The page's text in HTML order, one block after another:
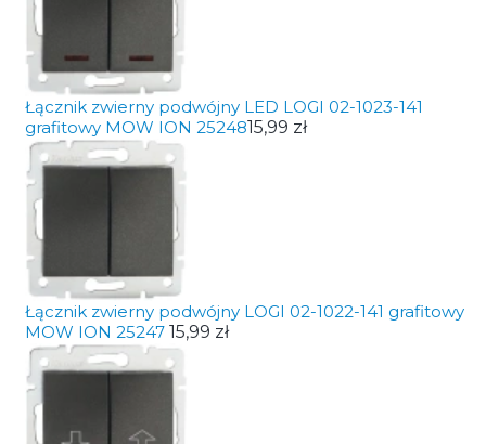
Łącznik zwierny podwójny LED LOGI 02-1023-141
grafitowy MOW ION 2524815,99 zł
Łącznik zwierny podwójny LOGI 02-1022-141 grafitowy
MOW ION 25247 15,99 zł